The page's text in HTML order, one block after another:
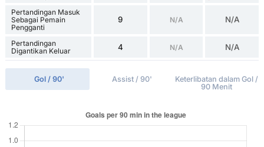
Pertandingan Masuk
Sebagai Pemain
Pengganti
9 N/A N/A
Pertandingan
Digantikan Keluar
4 N/A N/A
Gol / 90' Assist / 90'
Keterlibatan dalam Gol /
90 Menit